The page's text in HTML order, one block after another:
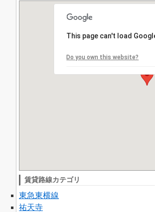
This page can't load
Do you own this website?
賃貸路線カテゴリ
東急東横線
祐天寺